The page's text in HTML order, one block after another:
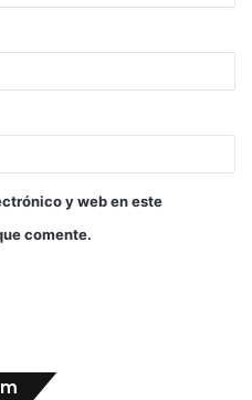
y web en este
comente.